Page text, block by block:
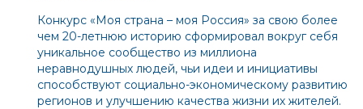
Конкурс «Моя страна – моя Россия» за свою более
чем 20-летнюю историю сформировал вокруг себя
уникальное сообщество из миллиона
неравнодушных людей, чьи идеи и инициативы
способствуют социально-экономическому развитию
регионов и улучшению качества жизни их жителей.